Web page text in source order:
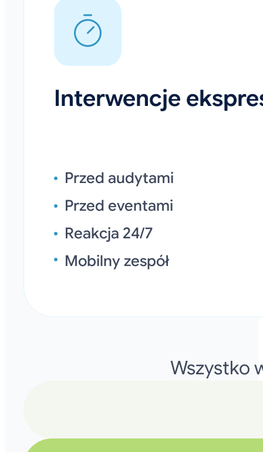
Interwencje
Przed audytami
Przed eventami
Reakcja 24/7
Mobilny zespół
Wszystko